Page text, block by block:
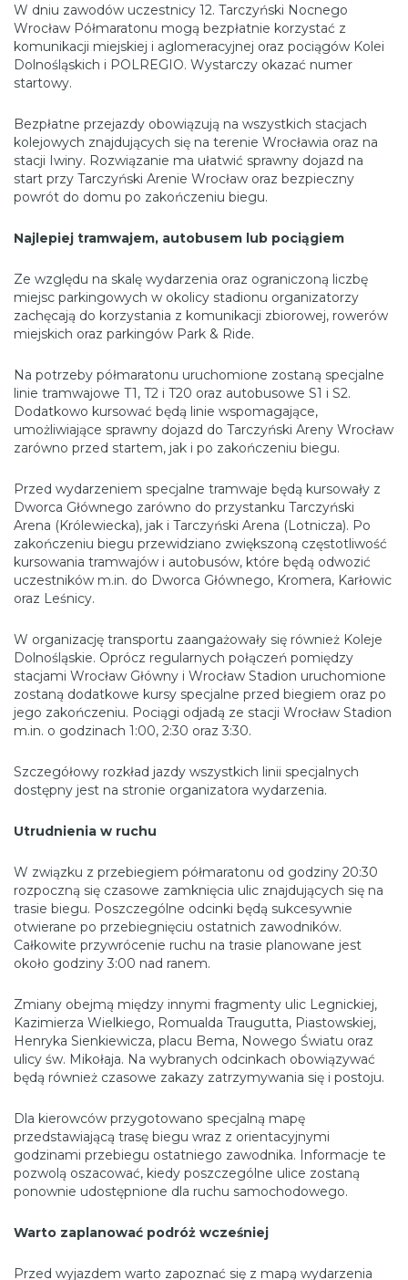
W dniu zawodów uczestnicy 12. Tarczyński Nocnego
Wrocław Półmaratonu mogą bezpłatnie korzystać z
komunikacji miejskiej i aglomeracyjnej oraz pociągów Kolei
Dolnośląskich i POLREGIO. Wystarczy okazać numer
startowy.
Bezpłatne przejazdy obowiązują na wszystkich stacjach
kolejowych znajdujących się na terenie Wrocławia oraz na
stacji Iwiny. Rozwiązanie ma ułatwić sprawny dojazd na
start przy Tarczyński Arenie Wrocław oraz bezpieczny
powrót do domu po zakończeniu biegu.
Najlepiej tramwajem, autobusem lub pociągiem
Ze względu na skalę wydarzenia oraz ograniczoną liczbę
miejsc parkingowych w okolicy stadionu organizatorzy
zachęcają do korzystania z komunikacji zbiorowej, rowerów
miejskich oraz parkingów Park & Ride.
Na potrzeby półmaratonu uruchomione zostaną specjalne
linie tramwajowe T1, T2 i T20 oraz autobusowe S1 i S2.
Dodatkowo kursować będą linie wspomagające,
umożliwiające sprawny dojazd do Tarczyński Areny Wrocław
zarówno przed startem, jak i po zakończeniu biegu.
Przed wydarzeniem specjalne tramwaje będą kursowały z
Dworca Głównego zarówno do przystanku Tarczyński
Arena (Królewiecka), jak i Tarczyński Arena (Lotnicza). Po
zakończeniu biegu przewidziano zwiększoną częstotliwość
kursowania tramwajów i autobusów, które będą odwozić
uczestników m.in. do Dworca Głównego, Kromera, Karłowic
oraz Leśnicy.
W organizację transportu zaangażowały się również Koleje
Dolnośląskie. Oprócz regularnych połączeń pomiędzy
stacjami Wrocław Główny i Wrocław Stadion uruchomione
zostaną dodatkowe kursy specjalne przed biegiem oraz po
jego zakończeniu. Pociągi odjadą ze stacji Wrocław Stadion
m.in. o godzinach 1:00, 2:30 oraz 3:30.
Szczegółowy rozkład jazdy wszystkich linii specjalnych
dostępny jest na stronie organizatora wydarzenia.
Utrudnienia w ruchu
W związku z przebiegiem półmaratonu od godziny 20:30
rozpoczną się czasowe zamknięcia ulic znajdujących się na
trasie biegu. Poszczególne odcinki będą sukcesywnie
otwierane po przebiegnięciu ostatnich zawodników.
Całkowite przywrócenie ruchu na trasie planowane jest
około godziny 3:00 nad ranem.
Zmiany obejmą między innymi fragmenty ulic Legnickiej,
Kazimierza Wielkiego, Romualda Traugutta, Piastowskiej,
Henryka Sienkiewicza, placu Bema, Nowego Światu oraz
ulicy św. Mikołaja. Na wybranych odcinkach obowiązywać
będą również czasowe zakazy zatrzymywania się i postoju.
Dla kierowców przygotowano specjalną mapę
przedstawiającą trasę biegu wraz z orientacyjnymi
godzinami przebiegu ostatniego zawodnika. Informacje te
pozwolą oszacować, kiedy poszczególne ulice zostaną
ponownie udostępnione dla ruchu samochodowego.
Warto zaplanować podróż wcześniej
Przed wyjazdem warto zapoznać się z mapą wydarzenia